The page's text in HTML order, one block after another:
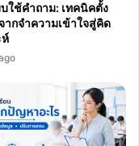
ใช้คำถาม: เทคนิคตั้ง
ากจำความเข้าใจสู่คิด
ห์